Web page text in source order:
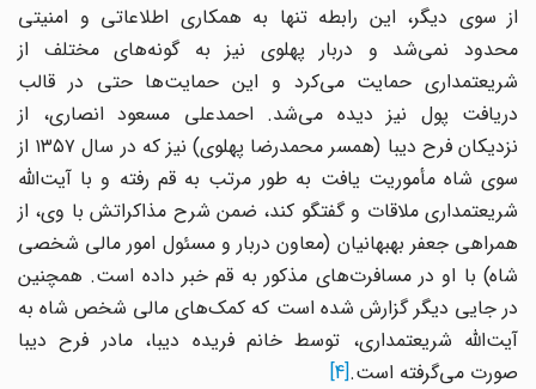
از سوی دیگر، این رابطه تنها به همکاری اطلاعاتی و امنیتی
محدود نمی‌شد و دربار پهلوی نیز به گونه‌های مختلف از
شریعتمداری حمایت می‌کرد و این حمایت‌ها حتی در قالب
دریافت پول نیز دیده می‌شد. احمدعلی مسعود انصاری، از
نزدیکان فرح دیبا (همسر محمدرضا پهلوی) نیز که در سال ۱۳۵۷ از
سوی شاه مأموریت یافت به طور مرتب به قم رفته و با آیت‌الله
شریعتمداری ملاقات و گفتگو کند، ضمن شرح مذاکراتش با وی، از
همراهی جعفر بهبهانیان (معاون دربار و مسئول امور مالی شخصی
شاه) با او در مسافرت‌های مذکور به قم خبر داده است. همچنین
در جایی دیگر گزارش شده است که کمک‌های مالی شخص شاه به
آیت‌الله شریعتمداری، توسط خانم فریده دیبا، مادر فرح دیبا
صورت می‌گرفته است.[4]